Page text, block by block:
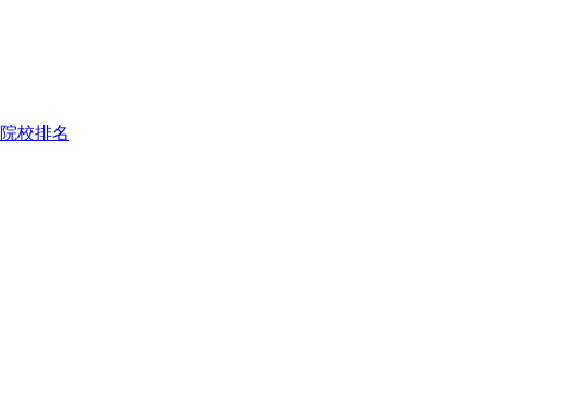
院校排名